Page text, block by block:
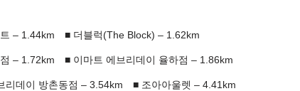
– 1.44km 더블럭(The Block) – 1.62km
– 1.72km 이마트 에브리데이 율하점 – 1.86km
리데이 방촌동점 – 3.54km 조아아울렛 – 4.41km